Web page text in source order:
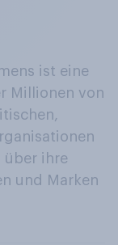
ist eine
Millionen von
über ihre
und Marken